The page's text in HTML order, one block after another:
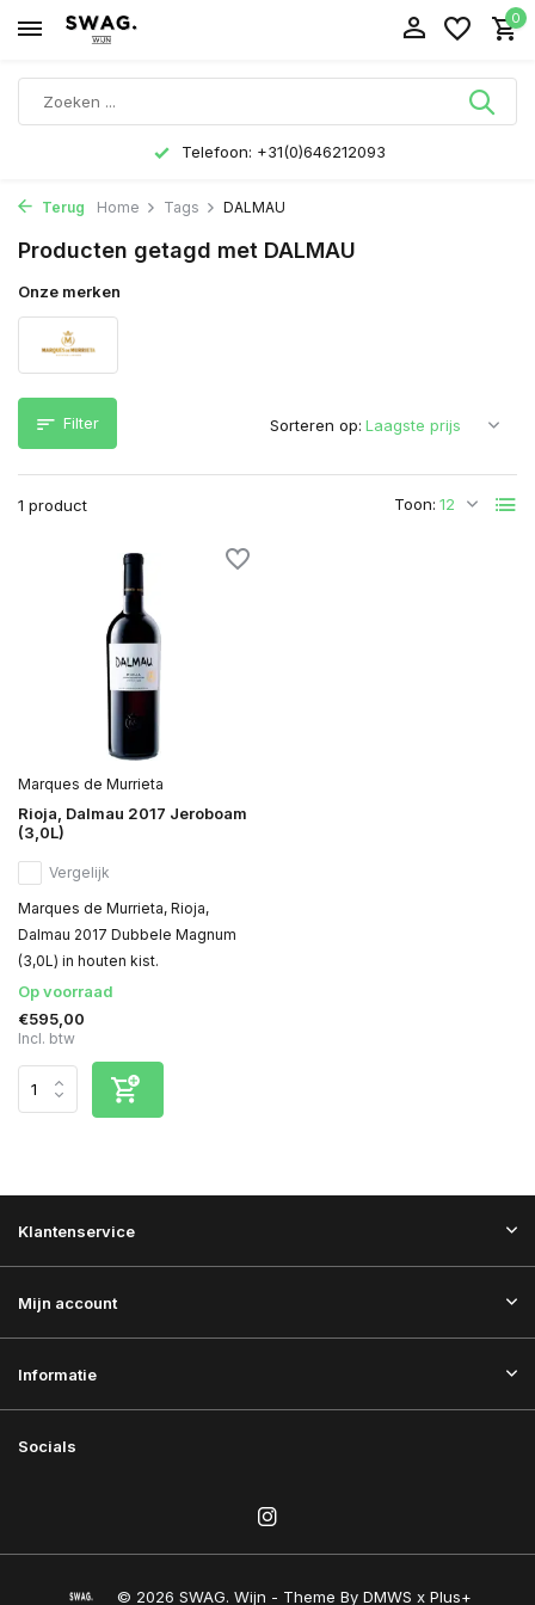
0
Telefoon: +31(0)646212093
Terug Home Tags DALMAU
Producten getagd met DALMAU
Onze merken
Filter
1 product Toon:
Sorteren op:
Marques de Murrieta
Rioja, Dalmau 2017 Jeroboam
(3,0L)
Vergelijk
Marques de Murrieta, Rioja,
Dalmau 2017 Dubbele Magnum
(3,0L) in houten kist.
Op voorraad
€595,00
Incl. btw
Klantenservice
Mijn account
Informatie
Socials
© 2026 SWAG. Wijn - Theme By DMWS x Plus+